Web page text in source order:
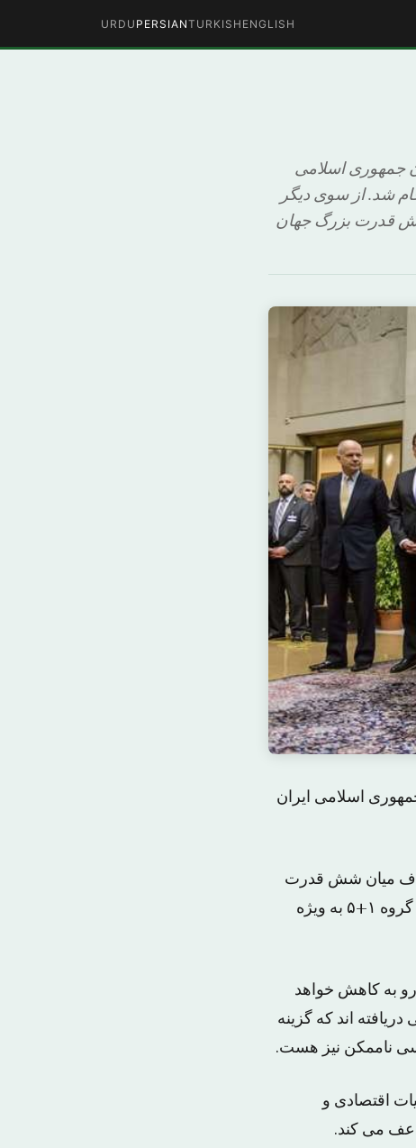
ENGLISH
TURKISH
PERSIAN
URDU
جمهوری اسلامی
انجام شد. از سوی دیگر
شش قدرت بزرگ جهان
اسلامی ایران
میان شش قدرت
بزرگ جهان به خاطر دیپلماسی فعال حسن روحانی و وزیر خارجه کهنه کارش برای گروه ۱+۵ به ویژه
رو به کاهش خواهد
اند که گزینه
ناممکن نیز هست.
اقتصادی و
می کند.